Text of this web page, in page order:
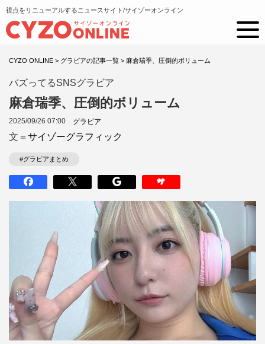
視点をリニューアルするニュースサイト/サイゾーオンライン
CYZO ONLINE > グラビアの記事一覧 > 麻倉瑞季、圧倒的ボリューム
バズってるSNSグラビア
麻倉瑞季、圧倒的ボリューム
2025/09/26 07:00 グラビア
文＝ サイゾーグラフィック
#グラビアまとめ